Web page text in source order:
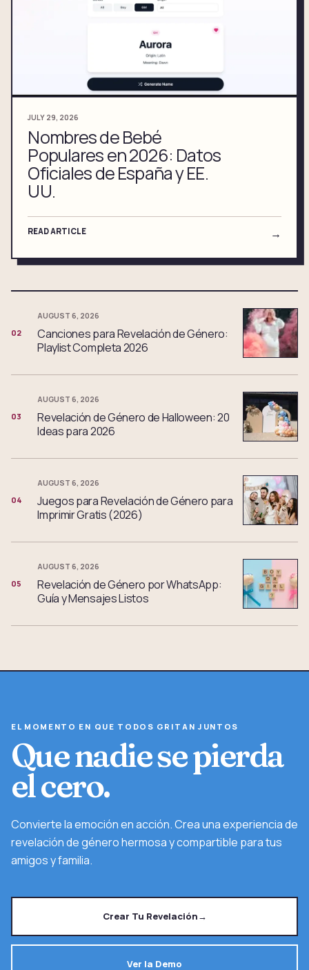
JULY 29, 2026
Nombres de Bebé
Populares en 2026: Datos
Oficiales de España y EE.
UU.
READ ARTICLE →
02
AUGUST 6, 2026
Canciones para Revelación de Género:
Playlist Completa 2026
03
AUGUST 6, 2026
Revelación de Género de Halloween: 20
Ideas para 2026
04
AUGUST 6, 2026
Juegos para Revelación de Género para
Imprimir Gratis (2026)
05
AUGUST 6, 2026
Revelación de Género por WhatsApp:
Guía y Mensajes Listos
EL MOMENTO EN QUE TODOS GRITAN JUNTOS
Que nadie se pierda
el cero.
Convierte la emoción en acción. Crea una experiencia de
revelación de género hermosa y compartible para tus
amigos y familia.
Crear Tu Revelación→
Ver la Demo